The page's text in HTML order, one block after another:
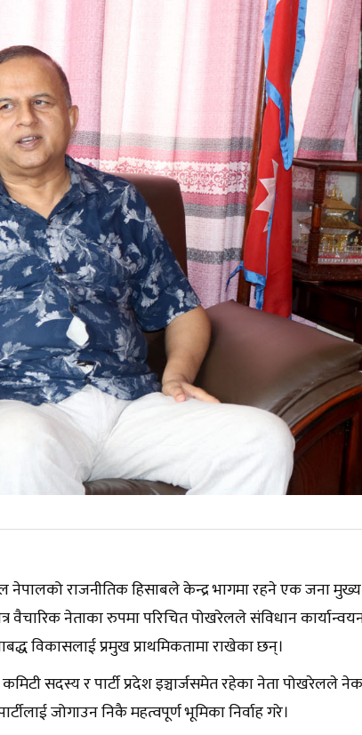
नेपालको राजनीतिक हिसाबले केन्द्र भागमा रहने एक जना
वैचारिक नेताका रुपमा परिचित पोखरेलले संविधान
विकासलाई प्रमुख प्राथमिकतामा राखेका छन्।
कमिटी सदस्य र पार्टी प्रदेश इञ्चार्जसमेत रहेका नेता पोखरेलले
जोगाउन निकै महत्वपूर्ण भूमिका निर्वाह गरे।